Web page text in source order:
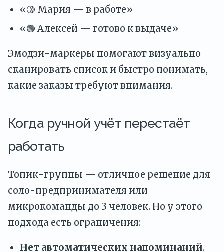
«🟡 Мария — в работе»
«🟢 Алексей — готово к выдаче»
Эмодзи-маркеры помогают визуально
сканировать список и быстро понимать,
какие заказы требуют внимания.
Когда ручной учёт перестаёт
работать
Топик-группы — отличное решение для
соло-предпринимателя или
микрокоманды до 3 человек. Но у этого
подхода есть ограничения:
Нет автоматических напоминаний.